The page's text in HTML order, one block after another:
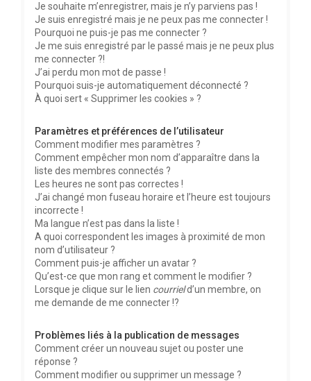
Je souhaite m’enregistrer, mais je n’y parviens pas !
Je suis enregistré mais je ne peux pas me connecter !
Pourquoi ne puis-je pas me connecter ?
Je me suis enregistré par le passé mais je ne peux plus
me connecter ?!
J’ai perdu mon mot de passe !
Pourquoi suis-je automatiquement déconnecté ?
À quoi sert « Supprimer les cookies » ?
Paramètres et préférences de l’utilisateur
Comment modifier mes paramètres ?
Comment empêcher mon nom d’apparaître dans la
liste des membres connectés ?
Les heures ne sont pas correctes !
J’ai changé mon fuseau horaire et l’heure est toujours
incorrecte !
Ma langue n’est pas dans la liste !
A quoi correspondent les images à proximité de mon
nom d’utilisateur ?
Comment puis-je afficher un avatar ?
Qu’est-ce que mon rang et comment le modifier ?
Lorsque je clique sur le lien courrield’un membre, on
me demande de me connecter !?
Problèmes liés à la publication de messages
Comment créer un nouveau sujet ou poster une
réponse ?
Comment modifier ou supprimer un message ?